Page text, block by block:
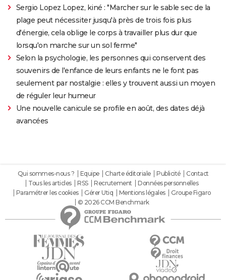
Sergio Lopez Lopez, kiné : "Marcher sur le sable sec de la
plage peut nécessiter jusqu'à près de trois fois plus
d'énergie, cela oblige le corps à travailler plus dur que
lorsqu'on marche sur un sol ferme"
Selon la psychologie, les personnes qui conservent des
souvenirs de l'enfance de leurs enfants ne le font pas
seulement par nostalgie : elles y trouvent aussi un moyen
de réguler leur humeur
Une nouvelle canicule se profile en août, des dates déjà
avancées
Qui sommes-nous ? Equipe Charte éditoriale Publicité
Contact
Tous les articles
RSS Recrutement
Données personnelles
Paramétrer les cookies
Gérer Utiq Mentions légales
Groupe Figaro
© 2026 CCM Benchmark